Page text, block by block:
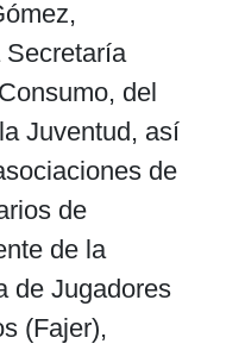
Secretaría
del
Juventud, así
de
de
de la
de Jugadores
(Fajer),